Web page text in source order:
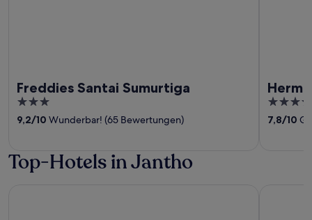
Freddies Santai Sumurtiga
3
out
9,2/10 Wunderbar! (65 Bewertungen)
3.5
out
7,8/10
Top-Hotels in Jantho